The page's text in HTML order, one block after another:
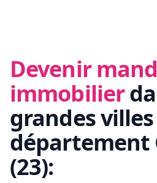
Devenir
immobilier
grandes
département
(23):